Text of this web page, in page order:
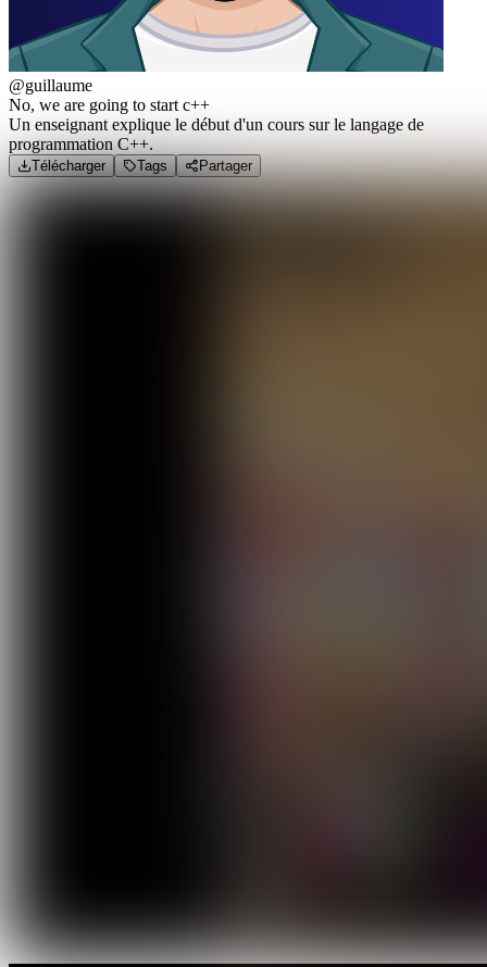
@guillaume
No, we are going to start c++
Un enseignant explique le début d'un cours sur le langage de
programmation C++.
Télécharger Tags Partager